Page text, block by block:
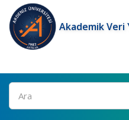
Akademik Veri
Ara